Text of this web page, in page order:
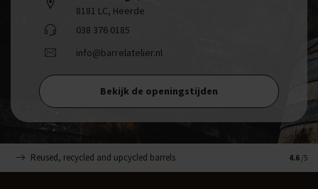
8181 LC, Heerde
038 376 0185
info@barrelatelier.nl
Bekijk de openingstijden
Reused, recycled and upcycled barrels 4.6 /5